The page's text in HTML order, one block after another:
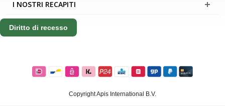
I NOSTRI RECAPITI
Diritto di recesso
Copyright Apis International B.V.